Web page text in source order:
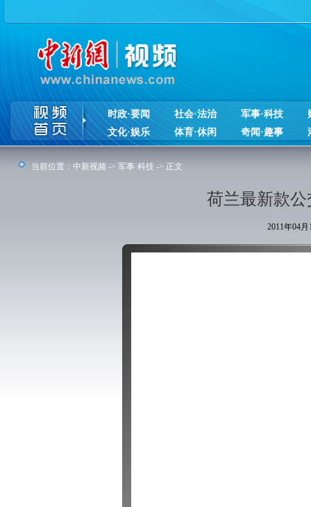
时政·要闻 社会·法治 军事·科技
文化·娱乐
体育·休闲 奇闻·趣事
当前位置： 中新视频 -> 军事·科技 -> 正文
荷兰最新款
2011年04